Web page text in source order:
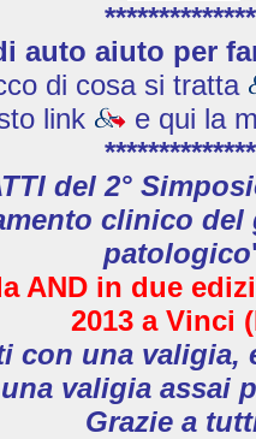
auto aiuto per
di cosa si tratta
link
e qui la
del 2°
clinico del
patologico
AND in due
2013a Vinci
con una valigia,
una valigia assai
Grazie a